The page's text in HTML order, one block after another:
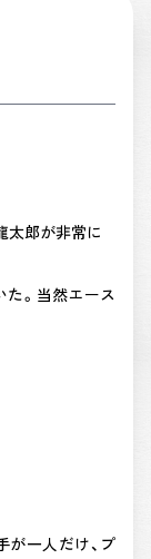
太郎が非常に
た。当然エース
一人だけ、プ